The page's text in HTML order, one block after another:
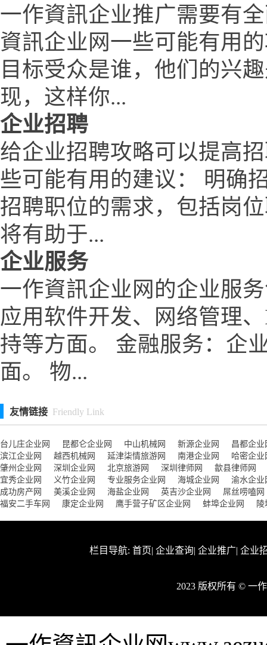
一作資訊企业推广需要有
資訊企业网一些可能有用
目标受众是谁，他们的兴
现，这样你...
企业招聘
给企业招聘攻略可以提高
些可能有用的建议： 明确
招聘职位的需求，包括岗
将有助于...
企业服务
一作資訊企业网的企业服
应用软件开发、网络管理
持等方面。 金融服务：企
面。 物...
友情链接 Friendly Link
台儿庄企业网 昆都仑企业网 中山机械网 新源企业网
昌都企业
滨江企业网
越西机械网 延津柒情旅游网 南港企业网
哈密企业
肇州企业网
深圳企业网 北京旅游网 深圳律师网
歙县律师网
宜秀企业网
义竹企业网 专业服务企业网 海城企业网
渝水企业
成功房产网
美溪企业网 海盐企业网 英吉沙企业网
屌丝唠嗑网
福安二手车网
康定企业网 鹰手营子矿区企业网 蚌埠企业网 陵
栏目导航: 首页| 企业查询| 企业推广| 企业
2023 版权所有 © 一